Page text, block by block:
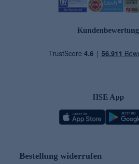
Kundenbewertung
HSE App
Bestellung widerrufen